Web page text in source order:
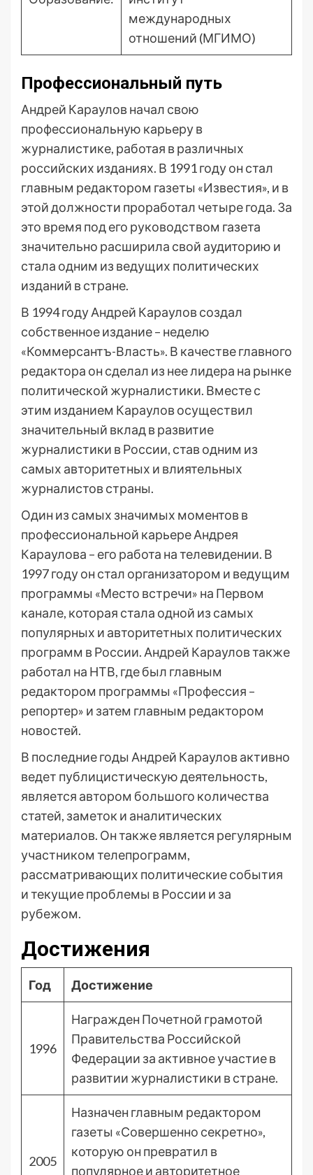
международных
отношений (МГИМО)
Профессиональный путь
Андрей Караулов начал свою
профессиональную карьеру в
журналистике, работая в различных
российских изданиях. В 1991 году он стал
главным редактором газеты «Известия», и в
этой должности проработал четыре года. За
это время под его руководством газета
значительно расширила свой аудиторию и
стала одним из ведущих политических
изданий в стране.
В 1994 году Андрей Караулов создал
собственное издание – неделю
«Коммерсантъ-Власть». В качестве главного
редактора он сделал из нее лидера на рынке
политической журналистики. Вместе с
этим изданием Караулов осуществил
значительный вклад в развитие
журналистики в России, став одним из
самых авторитетных и влиятельных
журналистов страны.
Один из самых значимых моментов в
профессиональной карьере Андрея
Караулова – его работа на телевидении. В
1997 году он стал организатором и ведущим
программы «Место встречи» на Первом
канале, которая стала одной из самых
популярных и авторитетных политических
программ в России. Андрей Караулов также
работал на НТВ, где был главным
редактором программы «Профессия –
репортер» и затем главным редактором
новостей.
В последние годы Андрей Караулов активно
ведет публицистическую деятельность,
является автором большого количества
статей, заметок и аналитических
материалов. Он также является регулярным
участником телепрограмм,
рассматривающих политические события
и текущие проблемы в России и за
рубежом.
Достижения
Год Достижение
1996
Награжден Почетной грамотой
Правительства Российской
Федерации за активное участие в
развитии журналистики в стране.
2005
Назначен главным редактором
газеты «Совершенно секретно»,
которую он превратил в
популярное и авторитетное